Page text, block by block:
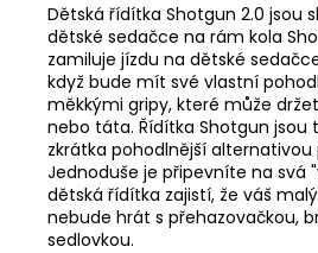
Dětská řídítka Shotgun 2.0 jsou
dětské sedačce na rám kola
zamiluje jízdu na dětské
když bude mít své vlastní
měkkými gripy, které může
nebo táta. Řídítka Shotgun jsou
zkrátka pohodlnější alternativou
Jednoduše je připevníte na svá
dětská řídítka zajistí, že váš
nebude hrát s přehazovačkou,
sedlovkou.